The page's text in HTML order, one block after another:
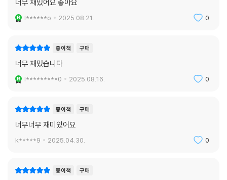
너무 재밌어요 좋아요
l******o 2025.08.21. 0
종이책 구매
너무 재밌습니다
l*********0 2025.08.16. 0
종이책 구매
너무너무 재미있어요
k*****9 2025.04.30. 0
종이책 구매